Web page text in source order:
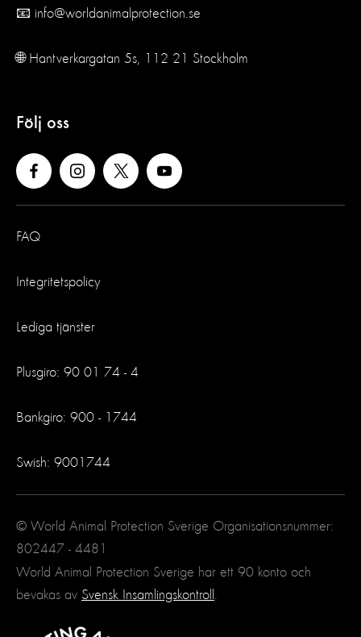
📧 info@worldanimalprotection.se
🌐 Hantverkargatan 5s, 112 21 Stockholm
Följ oss
FAQ
Integritetspolicy
Lediga tjänster
Plusgiro: 90 01 74 - 4
Bankgiro: 900 - 1744
Swish: 9001744
© World Animal Protection Sverige Organisationsnummer:
802447 - 4481
World Animal Protection Sverige har ett 90 konto och
bevakas av Svensk Insamlingskontroll